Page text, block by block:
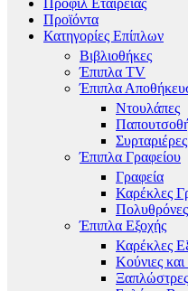
Προφίλ Εταιρείας
Προϊόντα
Κατηγορίες Επίπλων
Βιβλιοθήκες
Έπιπλα TV
Έπιπλα
Ντουλάπες
Έπιπλα Γραφείου
Γραφεία
Καρέκλες
Έπιπλα Εξοχής
Καρέκλες
Κούνιες